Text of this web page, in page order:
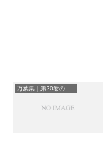
万葉集｜第20巻の和歌一覧